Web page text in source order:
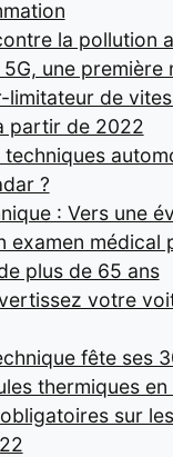
la pollution
une première
limitateur de
partir de 2022
?
: Vers une
examen médical
plus de 65 ans
votre
fête ses
thermiques
sur